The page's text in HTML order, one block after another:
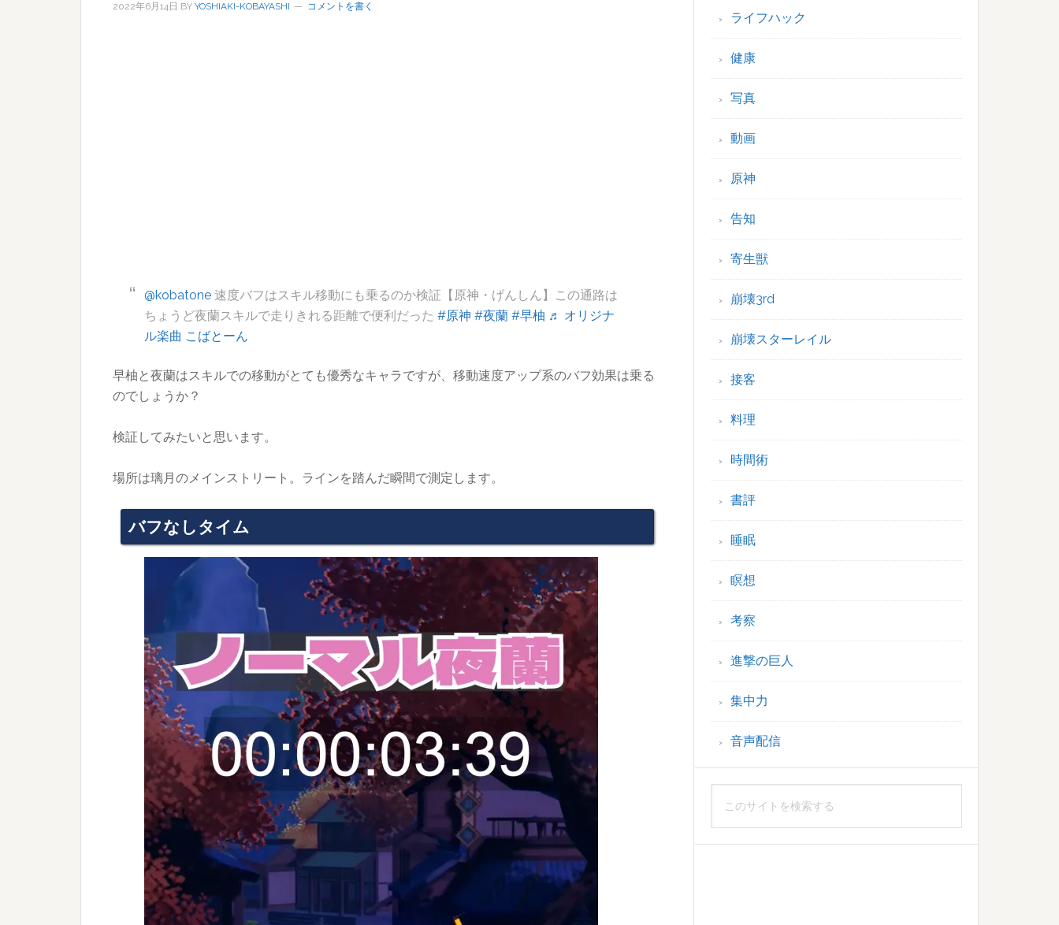
2022年6月14日 BY YOSHIAKI-KOBAYASHI コメントを書く
@kobatone 速度バフはスキル移動にも乗るのか検証【原神・げんしん】この通路は
ちょうど夜蘭スキルで走りきれる距離で便利だった #原神 #夜蘭 #早柚 ♬ オリジナ
ル楽曲 こばとーん
早柚と夜蘭はスキルでの移動がとても優秀なキャラですが、移動速度アップ系のバフ効果は乗る
のでしょうか？
検証してみたいと思います。
場所は璃月のメインストリート。ラインを踏んだ瞬間で測定します。
バフなしタイム
ライフハック
健康
写真
動画
原神
告知
寄生獣
崩壊3rd
崩壊スターレイル
接客
料理
時間術
書評
睡眠
瞑想
考察
進撃の巨人
集中力
音声配信